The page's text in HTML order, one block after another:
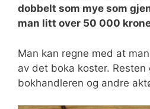
dobbelt som mye som
man litt over 50 000
Man kan regne med at
av det boka koster. Resten
bokhandleren og andre